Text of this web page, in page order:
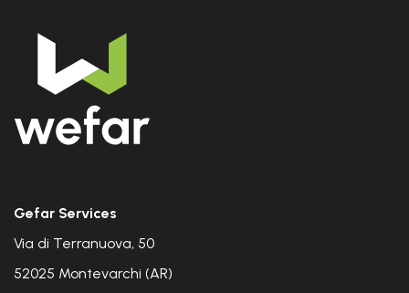
Gefar Services
Via di Terranuova, 50
52025 Montevarchi (AR)